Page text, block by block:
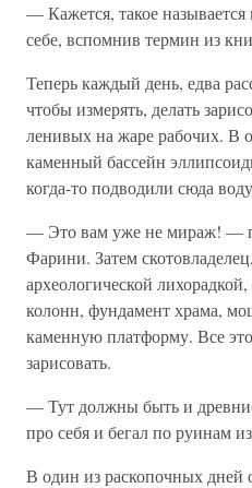
— Кажется, такое
себе, вспомнив термин из
Теперь каждый день, едва
чтобы измерять, делать
ленивых на жаре рабочих. В
каменный бассейн
когда-то подводили сюда
— Это вам уже не мираж! —
Фарини. Затем
археологической
колонн, фундамент храма,
каменную платформу. Все
зарисовать.
— Тут должны быть и
про себя и бегал по руинам
В один из раскопочных дней